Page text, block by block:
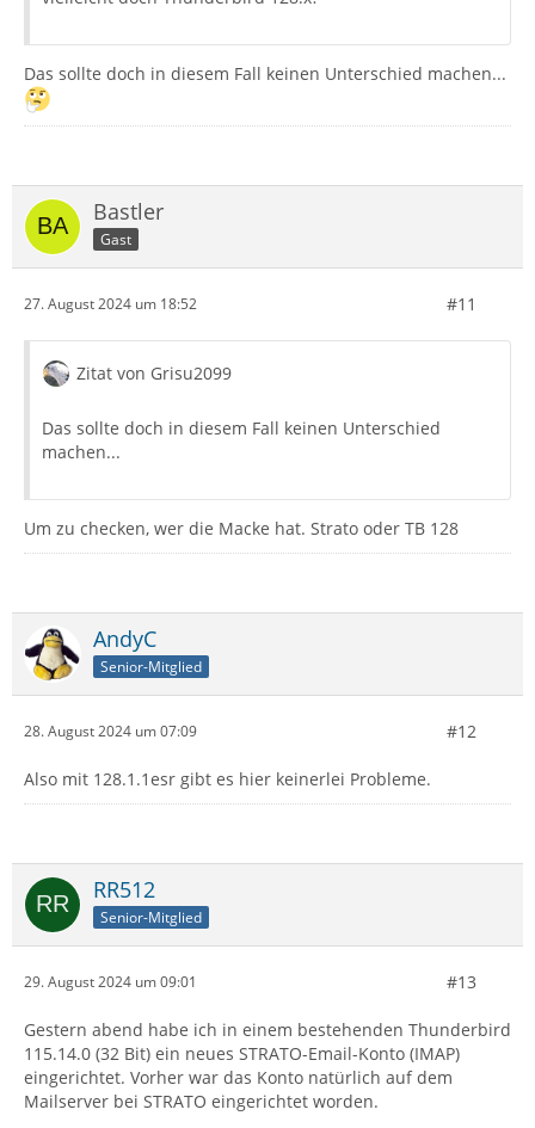
Das sollte doch in diesem Fall keinen Unterschied machen...
Bastler
Gast
27. August 2024 um 18:52 #11
Zitat von Grisu2099
Das sollte doch in diesem Fall keinen Unterschied
machen...
Um zu checken, wer die Macke hat. Strato oder TB 128
AndyC
Senior-Mitglied
28. August 2024 um 07:09 #12
Also mit 128.1.1esr gibt es hier keinerlei Probleme.
RR512
Senior-Mitglied
29. August 2024 um 09:01 #13
Gestern abend habe ich in einem bestehenden Thunderbird
115.14.0 (32 Bit) ein neues STRATO-Email-Konto (IMAP)
eingerichtet. Vorher war das Konto natürlich auf dem
Mailserver bei STRATO eingerichtet worden.